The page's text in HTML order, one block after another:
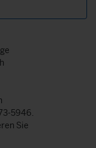
5946.
Sie